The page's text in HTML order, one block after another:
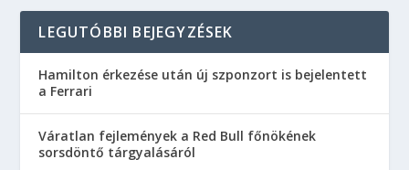
LEGUTÓBBI BEJEGYZÉSEK
Hamilton érkezése után új szponzort is bejelentett
a Ferrari
Váratlan fejlemények a Red Bull főnökének
sorsdöntő tárgyalásáról